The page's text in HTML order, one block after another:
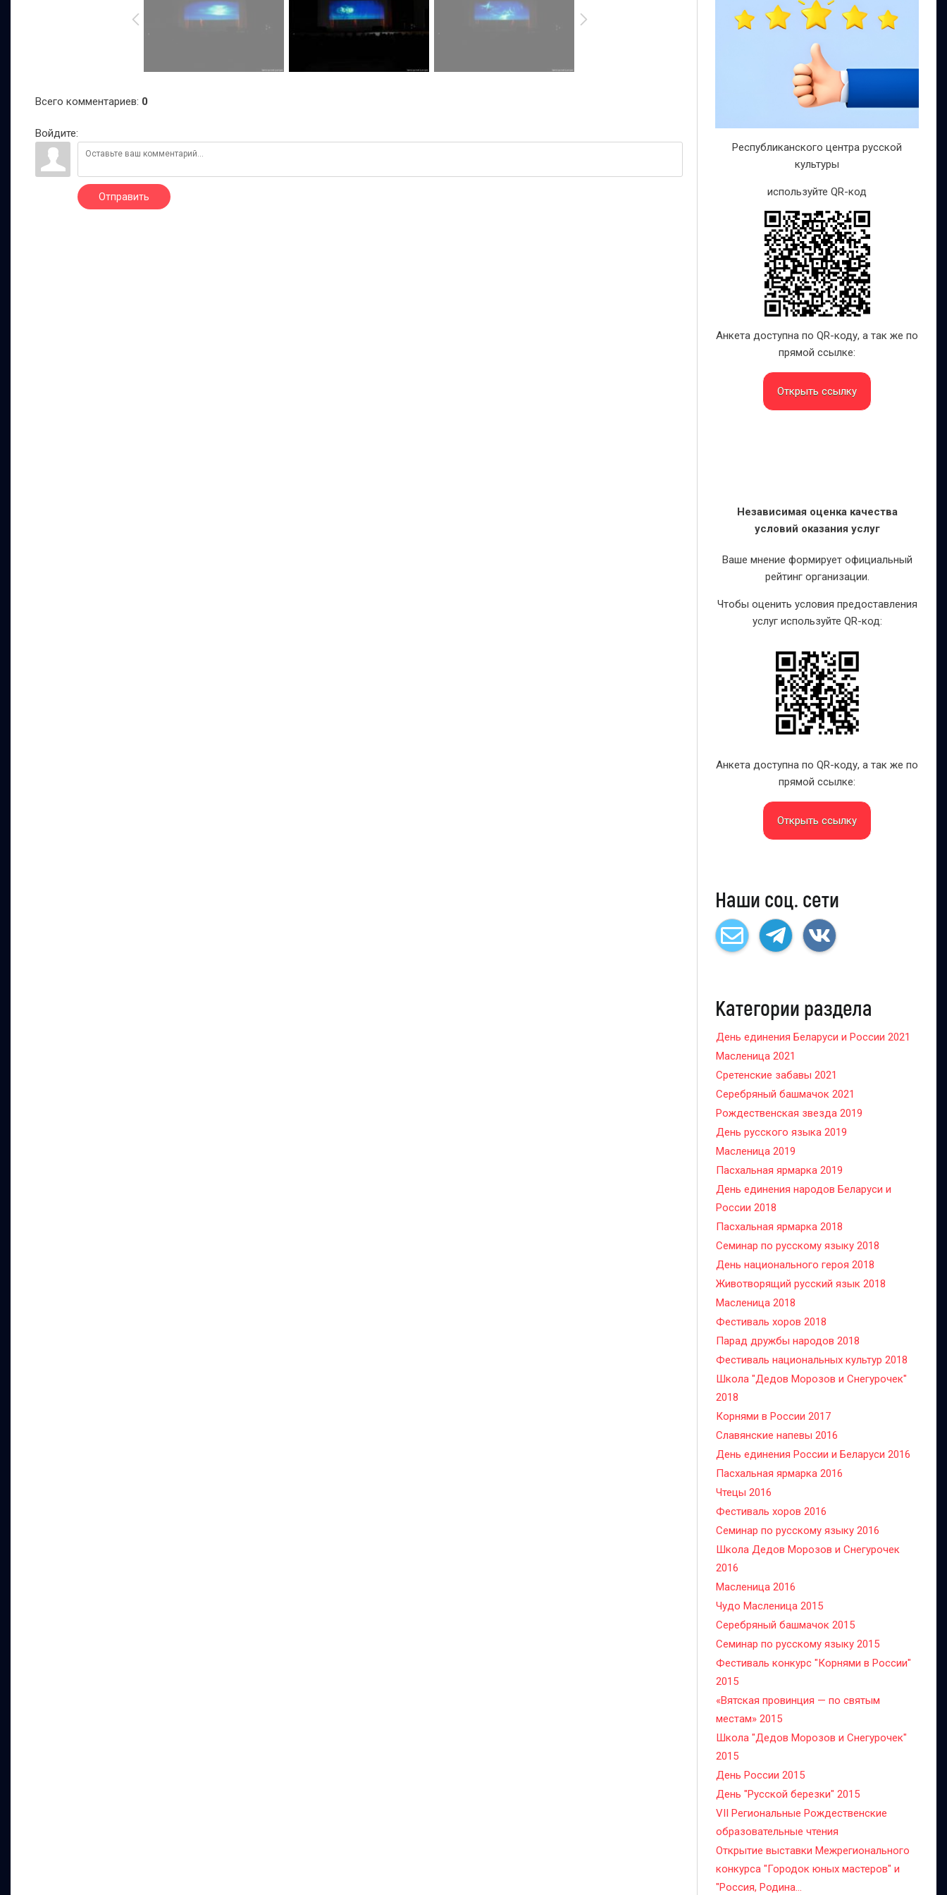
Всего комментариев: 0
Войдите:
Отправить
Республиканского центра русской
культуры
используйте QR-код
Анкета доступна по QR-коду, а так же по
прямой ссылке:
Открыть ссылку
Независимая оценка качества
условий оказания услуг
Ваше мнение формирует официальный
рейтинг организации.
Чтобы оценить условия предоставления
услуг используйте QR-код:
Анкета доступна по QR-коду, а так же по
прямой ссылке:
Открыть ссылку
Наши соц. сети
Категории раздела
День единения Беларуси и России 2021
Масленица 2021
Сретенские забавы 2021
Серебряный башмачок 2021
Рождественская звезда 2019
День русского языка 2019
Масленица 2019
Пасхальная ярмарка 2019
День единения народов Беларуси и
России 2018
Пасхальная ярмарка 2018
Семинар по русскому языку 2018
День национального героя 2018
Животворящий русский язык 2018
Масленица 2018
Фестиваль хоров 2018
Парад дружбы народов 2018
Фестиваль национальных культур 2018
Школа "Дедов Морозов и Снегурочек"
2018
Корнями в России 2017
Славянские напевы 2016
День единения России и Беларуси 2016
Пасхальная ярмарка 2016
Чтецы 2016
Фестиваль хоров 2016
Семинар по русскому языку 2016
Школа Дедов Морозов и Снегурочек
2016
Масленица 2016
Чудо Масленица 2015
Серебряный башмачок 2015
Семинар по русскому языку 2015
Фестиваль конкурс "Корнями в России"
2015
«Вятская провинция — по святым
местам» 2015
Школа "Дедов Морозов и Снегурочек"
2015
День России 2015
День "Русской березки" 2015
VII Региональные Рождественские
образовательные чтения
Открытие выставки Межрегионального
конкурса "Городок юных мастеров" и
"Россия, Родина...